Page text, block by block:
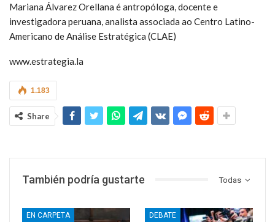
Mariana Álvarez Orellana é antropóloga, docente e
investigadora peruana, analista associada ao Centro Latino-
Americano de Análise Estratégica (CLAE)
www.estrategia.la
1.183
Share
Todas
También podría gustarte
EN CARPETA DEBATE